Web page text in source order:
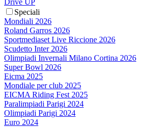
Speciali
Mondiali 2026
Roland Garros 2026
Sportmediaset Live Riccione 2026
Scudetto Inter 2026
Olimpiadi Invernali Milano Cortina 2026
Super Bowl 2026
Eicma 2025
Mondiale per club 2025
EICMA Riding Fest 2025
Paralimpiadi Parigi 2024
Olimpiadi Parigi 2024
Euro 2024